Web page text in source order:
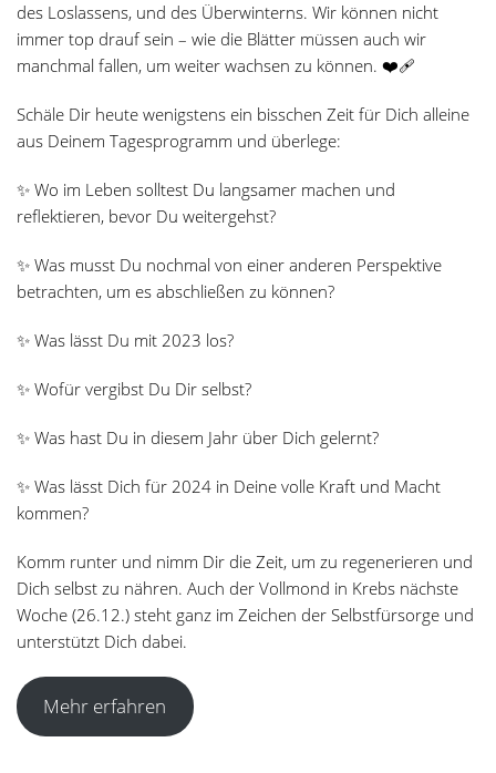
des Loslassens, und des Überwinterns. Wir können nicht
immer top drauf sein – wie die Blätter müssen auch wir
manchmal fallen, um weiter wachsen zu können. ❤‍🩹
Schäle Dir heute wenigstens ein bisschen Zeit für Dich alleine
aus Deinem Tagesprogramm und überlege:
✨ Wo im Leben solltest Du langsamer machen und
reflektieren, bevor Du weitergehst?
✨ Was musst Du nochmal von einer anderen Perspektive
betrachten, um es abschließen zu können?
✨ Was lässt Du mit 2023 los?
✨ Wofür vergibst Du Dir selbst?
✨ Was hast Du in diesem Jahr über Dich gelernt?
✨ Was lässt Dich für 2024 in Deine volle Kraft und Macht
kommen?
Komm runter und nimm Dir die Zeit, um zu regenerieren und
Dich selbst zu nähren. Auch der Vollmond in Krebs nächste
Woche (26.12.) steht ganz im Zeichen der Selbstfürsorge und
unterstützt Dich dabei.
Mehr erfahren